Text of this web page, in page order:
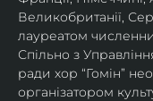
Великобританії,
лауреатом
Спільно з
ради хор “Гомін”
організатором